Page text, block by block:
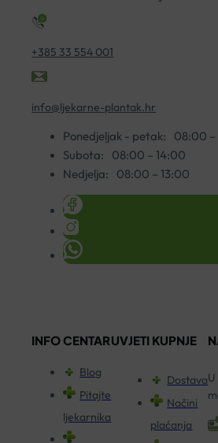
+385 33 554 001
info@ljekarne-plantak.hr
Ponedjeljak - petak:
08:00
Subota:
08:00 – 14:00
Nedjelja:
08:00 – 13:00
INFO CENTAR
Blog
Pitajte
ljekarnika
UVJETI KUPNJE
Dostava
Načini
plaćanja